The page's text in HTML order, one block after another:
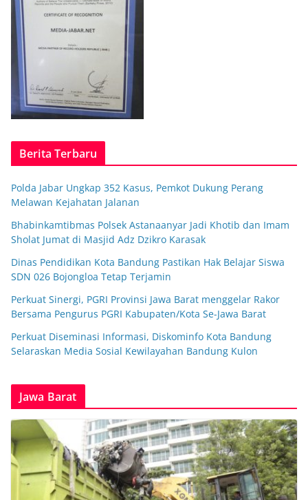
Berita Terbaru
Polda Jabar Ungkap 352 Kasus, Pemkot Dukung Perang
Melawan Kejahatan Jalanan
Bhabinkamtibmas Polsek Astanaanyar Jadi Khotib dan Imam
Sholat Jumat di Masjid Adz Dzikro Karasak
Dinas Pendidikan Kota Bandung Pastikan Hak Belajar Siswa
SDN 026 Bojongloa Tetap Terjamin
Perkuat Sinergi, PGRI Provinsi Jawa Barat menggelar Rakor
Bersama Pengurus PGRI Kabupaten/Kota Se-Jawa Barat
Perkuat Diseminasi Informasi, Diskominfo Kota Bandung
Selaraskan Media Sosial Kewilayahan Bandung Kulon
Jawa Barat